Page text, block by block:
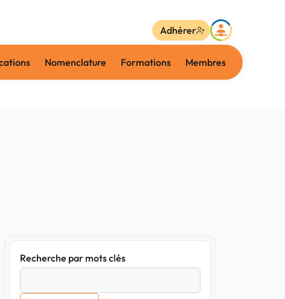
Nomenclature Formations Membres
Adhérer
Recherche par mots clés